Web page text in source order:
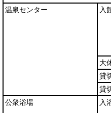
温泉センター
入
大
貸
貸
公衆浴場
入